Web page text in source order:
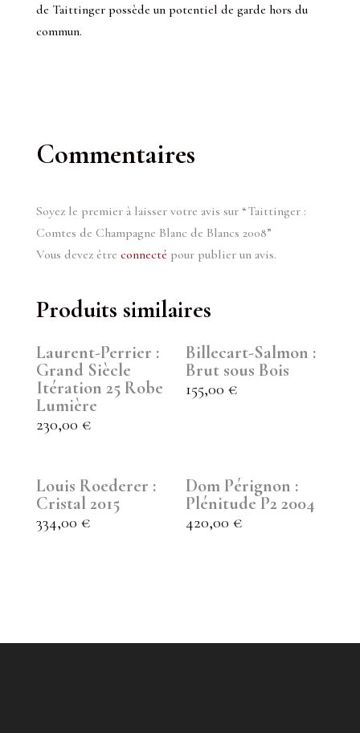
de Taittinger possède un potentiel de garde hors du
commun.
Commentaires
Soyez le premier à laisser votre avis sur “Taittinger :
Comtes de Champagne Blanc de Blancs 2008”
Vous devez être connecté pour publier un avis.
Produits similaires
Laurent-Perrier :
Grand Siècle
Itération 25 Robe
Lumière
230,00 €
Billecart-Salmon :
Brut sous Bois
155,00€
Louis Roederer :
Cristal 2015
334,00 €
Dom Pérignon :
Plénitude P2 2004
420,00€